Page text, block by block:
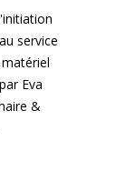
service
Eva
&